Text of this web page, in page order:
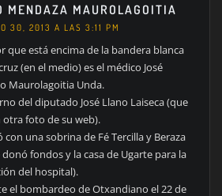
MENDAZA MAUROLAGOITIA
30, 2013 A LAS 3:11 PM
que está encima de la bandera blanca
(en el medio) es el médico José
Maurolagoitia Unda.
del diputado José Llano Laiseca (que
otra foto de su web).
con una sobrina de Fé Tercilla y Beraza
fondos y la casa de Ugarte para la
del hospital).
el bombardeo de Otxandiano el 22 de